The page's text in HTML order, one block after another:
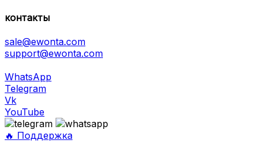
контакты
sale@ewonta.com
support@ewonta.com
WhatsApp
Telegram
Vk
YouTube
🔥 Поддержка